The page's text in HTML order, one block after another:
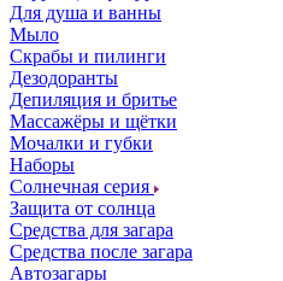
Для душа и ванны
Мыло
Скрабы и пилинги
Дезодоранты
Депиляция и бритье
Массажёры и щётки
Мочалки и губки
Наборы
Солнечная серия
Защита от солнца
Средства для загара
Средства после загара
Автозагары